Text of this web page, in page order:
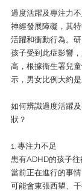
過度活躍及專注力
神經發展障礙，其
活躍和衝動行為。
孩子受到此症影響
高，根據衞生署兒
示，男女比例大約是
如何辨識過度活躍
狀？
1. 專注力不足
患有ADHD的孩子
當前正在進行的事
可能會東張西望、